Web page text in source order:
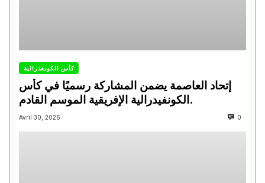
كأس الكونفدرالية
إتحاد العاصمة يضمن المشاركة رسميًا في كأس
الكونفيدرالية الإفريقية الموسم القادم.
Avril 30, 2026 0